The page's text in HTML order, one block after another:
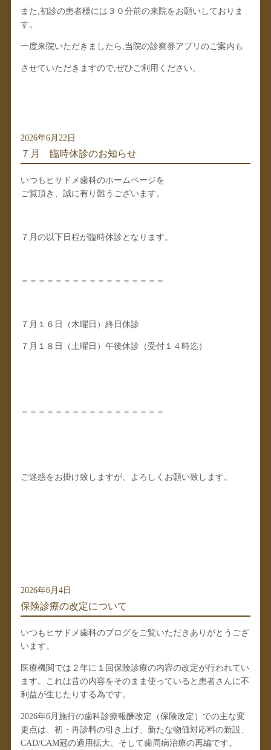
また,初診の患者様には３０分前の来院をお願いしておりま
す。
一度来院いただきましたら,当院の診察券アプリのご案内も
させていただきますので,ぜひご利用ください。
2026年6月22日
７月 臨時休診のお知らせ
いつもヒサドメ歯科のホームページを
ご覧頂き、誠に有り難うございます。
７月の以下日程が臨時休診となります。
＝＝＝＝＝＝＝＝＝＝＝＝＝＝＝＝＝
７月１６日（木曜日）終日休診
７月１８日（土曜日）午後休診（受付１４時迄）
＝＝＝＝＝＝＝＝＝＝＝＝＝＝＝＝＝
ご迷惑をお掛け致しますが、よろしくお願い致します。
2026年6月4日
保険診療の改定について
いつもヒサドメ歯科のブログをご覧いただきありがとうござ
います。
医療機関では２年に１回保険診療の内容の改定が行われてい
ます。これは昔の内容をそのまま使っていると患者さんに不
利益が生じたりする為です。
2026年6月施行の歯科診療報酬改定（保険改定） での主な変
更点は、初・再診料の引き上げ、新たな物価対応料の新設、
CAD/CAM冠の適用拡大、そして歯周病治療の再編です。